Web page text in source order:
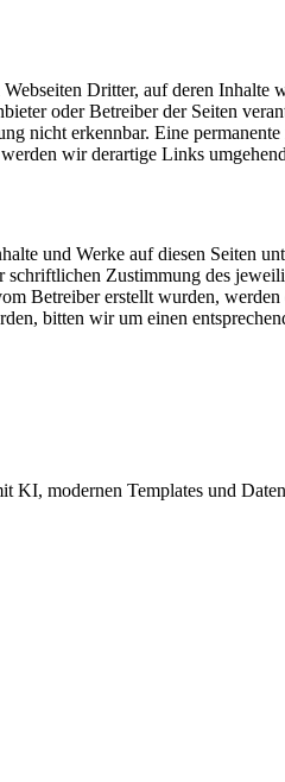
Dritter, auf deren
oder Betreiber der Seiten
nicht erkennbar. Eine
wir derartige Links
und Werke auf diesen Seiten
schriftlichen Zustimmung des
Betreiber erstellt wurden,
bitten wir um einen
KI, modernen Templates und